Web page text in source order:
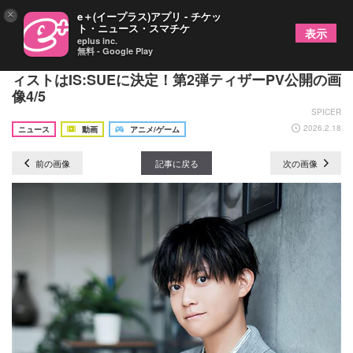
TVアニメ『キャンディーカリエス』主題歌アーテ
ィストはIS:SUEに決定！第2弾ティザーPV公開の画
像4/5
SPICER
ニュース
動画 アニメ/ゲーム 2026.2.18
前の画像 記事に戻る 次の画像
× e＋(イープラス)アプリ - チケッ
ト・ニュース・スマチケ
eplus inc.
無料 - Google Play
表示